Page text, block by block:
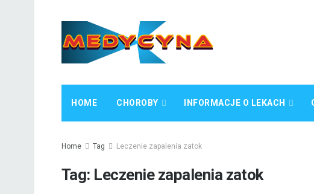
HOME CHOROBY INFORMACJE O LEKACH
Home Tag Leczenie zapalenia zatok
Tag: Leczenie zapalenia zatok